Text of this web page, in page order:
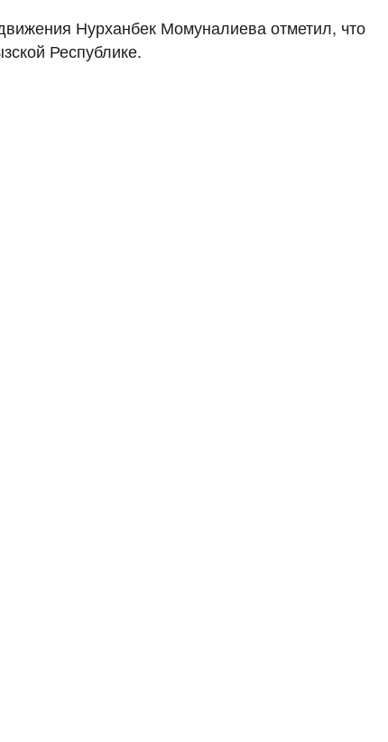
Нурханбек Момуналиева отметил, что
Республике.